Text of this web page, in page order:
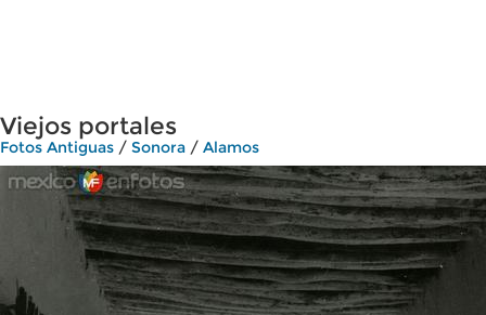
Viejos portales
Fotos Antiguas / Sonora / Alamos